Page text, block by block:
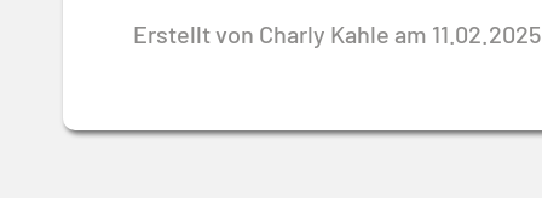
Erstellt von Charly Kahle am 11.02.2025